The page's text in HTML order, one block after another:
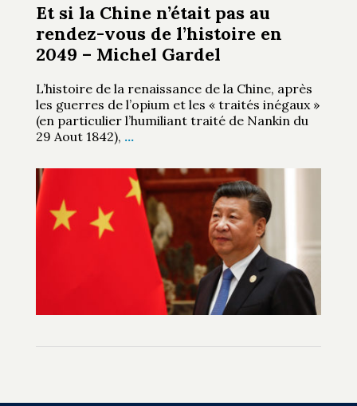
Et si la Chine n’était pas au
rendez-vous de l’histoire en
2049 – Michel Gardel
L’histoire de la renaissance de la Chine, après
les guerres de l’opium et les « traités inégaux »
(en particulier l’humiliant traité de Nankin du
29 Aout 1842), …